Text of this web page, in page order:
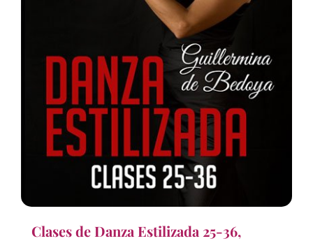
Clases de Danza Estilizada 25-36,